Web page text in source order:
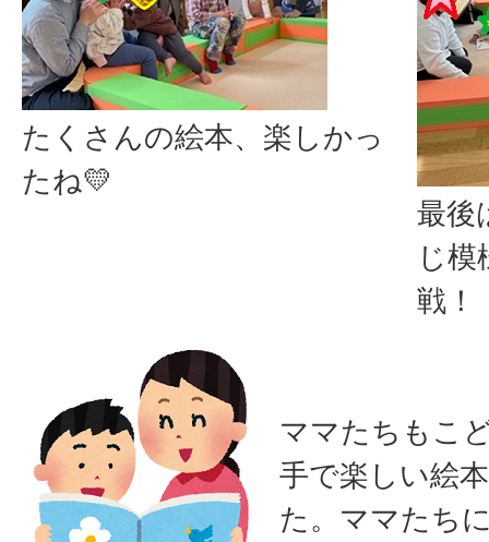
たくさんの絵本、楽しかっ
たね💛
最後
じ
戦！
ママたちもこ
手で楽しい絵
た。ママたち